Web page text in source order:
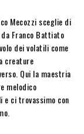
Mecozzi sceglie di
Franco Battiato
dei volatili come
creature
Qui la maestria
melodico
e ci trovassimo con